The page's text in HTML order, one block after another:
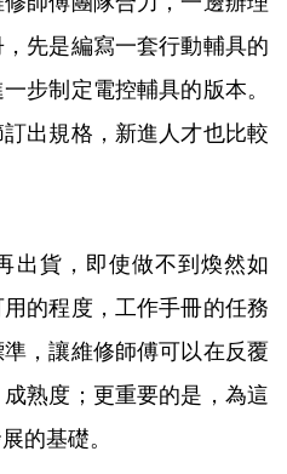
先是編寫一套行動輔具的
步制定電控輔具的版本。
訂出規格，新進人才也比較
出貨，即使做不到煥然如
的程度，工作手冊的任務
，讓維修師傅可以在反覆
熟度；更重要的是，為這
的基礎。